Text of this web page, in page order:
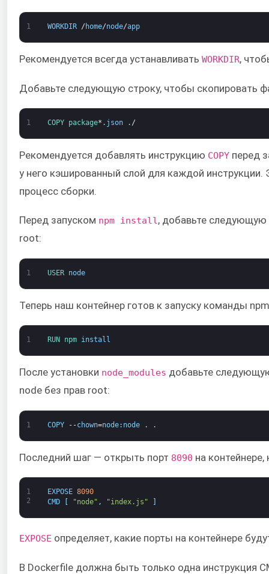
1 WORKDIR / home/node/app
Рекомендуется всегда устанавливать WORKDIR,
Добавьте следующую строку, чтобы скопировать
1 COPY package* . json . /
Рекомендуется добавлять инструкцию COPY перед
у него кэшированный слой для каждой
процесс сборки.
Перед запуском npm install, добавьте следующую
root:
1 USER node
Теперь наш контейнер готов к запуску команды
1 RUN npm install
После установки node_modules добавьте
node без прав root:
1 COPY --chown=node: node . .
Последний шаг — открыть порт 8090 на
1
2
EXPOSE 8090
CMD
[ "node" , "index.js" ]
EXPOSE определяет, какие порты на контейнере
В Dockerfile должна быть только одна инструкция